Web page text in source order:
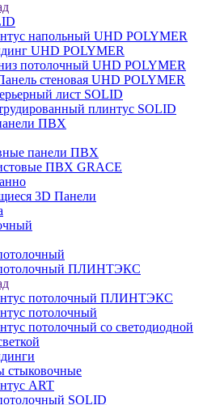
напольный UHD POLYMER
UHD POLYMER
потолочный UHD POLYMER
стеновая UHD POLYMER
лист SOLID
плинтус SOLID
ПВХ
панели ПВХ
ПВХ GRACE
3D Панели
ПЛИНТЭКС
потолочный ПЛИНТЭКС
потолочный
потолочный со светодиодной
стыковочные
ART
SOLID